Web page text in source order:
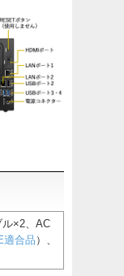
×2、AC
適合品 ）、